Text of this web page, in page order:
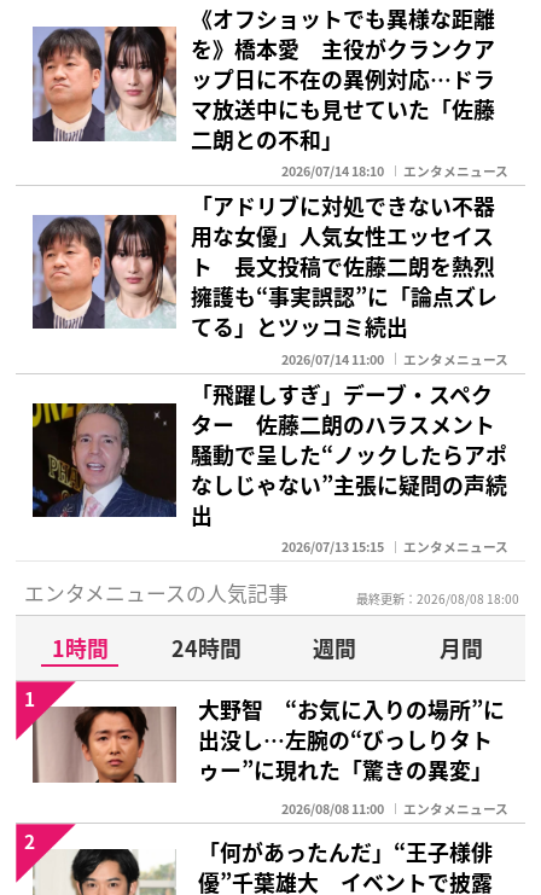
《オフショットでも異様な距離
を》橋本愛 主役がクランクア
ップ日に不在の異例対応…ドラ
マ放送中にも見せていた「佐藤
二朗との不和」
2026/07/14 18:10 エンタメニュース
「アドリブに対処できない不器
用な女優」人気女性エッセイス
ト 長文投稿で佐藤二朗を熱烈
擁護も“事実誤認”に「論点ズレ
てる」とツッコミ続出
2026/07/14 11:00 エンタメニュース
「飛躍しすぎ」デーブ・スペク
ター 佐藤二朗のハラスメント
騒動で呈した“ノックしたらアポ
なしじゃない”主張に疑問の声続
出
2026/07/13 15:15 エンタメニュース
エンタメニュースの人気記事 最終更新：2026/08/08 18:00
1時間 24時間 週間
月間
大野智 “お気に入りの場所”に
出没し…左腕の“びっしりタト
ゥー”に現れた「驚きの異変」
2026/08/08 11:00 エンタメニュース
1
「何があったんだ」“王子様俳
優”千葉雄大 イベントで披露
2